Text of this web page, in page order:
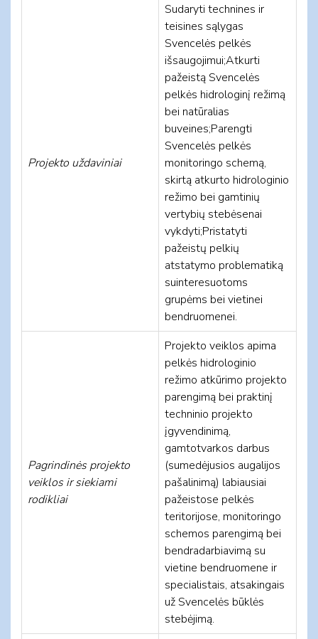
Projekto uždaviniai
Sudaryti technines ir
teisines sąlygas
Svencelės pelkės
išsaugojimui;Atkurti
pažeistą Svencelės
pelkės hidrologinį režimą
bei natūralias
buveines;Parengti
Svencelės pelkės
monitoringo schemą,
skirtą atkurto hidrologinio
režimo bei gamtinių
vertybių stebėsenai
vykdyti;Pristatyti
pažeistų pelkių
atstatymo problematiką
suinteresuotoms
grupėms bei vietinei
bendruomenei.
Pagrindinės projekto
veiklos ir siekiami
rodikliai
Projekto veiklos apima
pelkės hidrologinio
režimo atkūrimo projekto
parengimą bei praktinį
techninio projekto
įgyvendinimą,
gamtotvarkos darbus
(sumedėjusios augalijos
pašalinimą) labiausiai
pažeistose pelkės
teritorijose, monitoringo
schemos parengimą bei
bendradarbiavimą su
vietine bendruomene ir
specialistais, atsakingais
už Svencelės būklės
stebėjimą.